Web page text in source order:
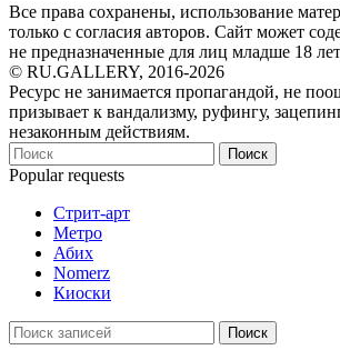
Все права сохранены, использование
только с согласия авторов. Сайт может
не предназначенные для лиц младше 18
© RU.GALLERY, 2016-2026
Ресурс не занимается пропагандой, не
призывает к вандализму, руфингу,
незаконным действиям.
Поиск
Popular requests
Стрит-арт
Метро
Абих
Nomerz
Киоски
Поиск